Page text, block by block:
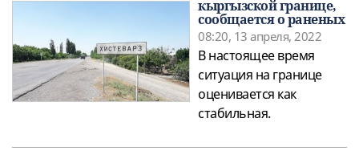
кыргызской границе,
сообщается о раненых
08:20, 13 апреля, 2022
В настоящее время
ситуация на границе
оценивается как
стабильная.